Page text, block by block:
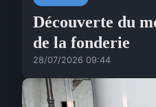
Découverte du
de la fonderie
28/07/2026 09:44